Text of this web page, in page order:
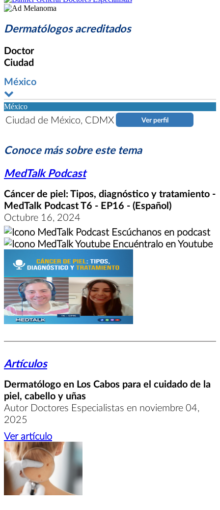
Dermatólogos acreditados
Doctor
Ciudad
México
México
Ciudad de México, CDMX Ver perfil
Conoce más sobre este tema
MedTalk Podcast
Cáncer de piel: Tipos, diagnóstico y tratamiento -
MedTalk Podcast T6 - EP16 - (Español)
Octubre 16, 2024
Escúchanos en podcast
Encuéntralo en Youtube
Artículos
Dermatólogo en Los Cabos para el cuidado de la
piel, cabello y uñas
Autor Doctores Especialistas en noviembre 04,
2025
Ver artículo